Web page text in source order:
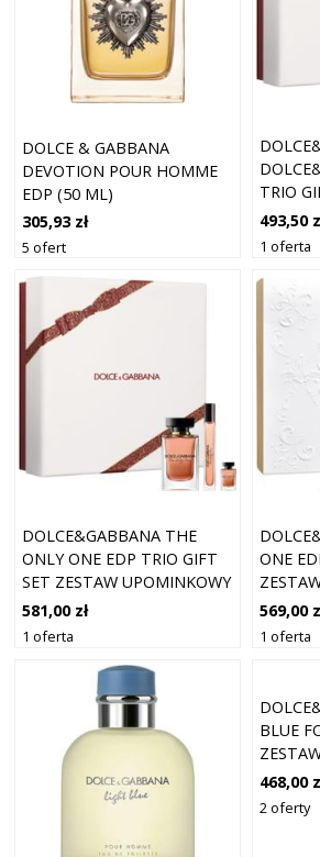
DOLCE & GABBANA
DEVOTION POUR HOMME
EDP (50 ML)
305,93 zł
5 ofert
TRIO
493,50
1 oferta
DOLCE&GABBANA THE
ONLY ONE EDP TRIO GIFT
SET ZESTAW UPOMINKOWY
DLA KOBIET
581,00 zł
1 oferta
ONE
KOBIET
569,00
1 oferta
BLUE
NOWY
468,00
2 oferty